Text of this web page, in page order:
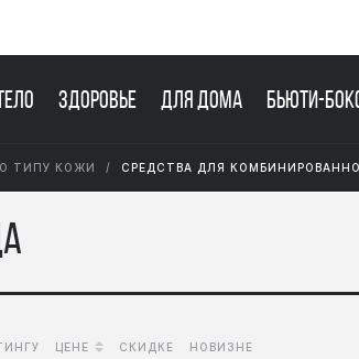
Тело Здоровье Для дома Бьюти-
ТИПУ КОЖИ СРЕДСТВА ДЛЯ
ЦЕНЕ СКИДКЕ НОВИЗНЕ